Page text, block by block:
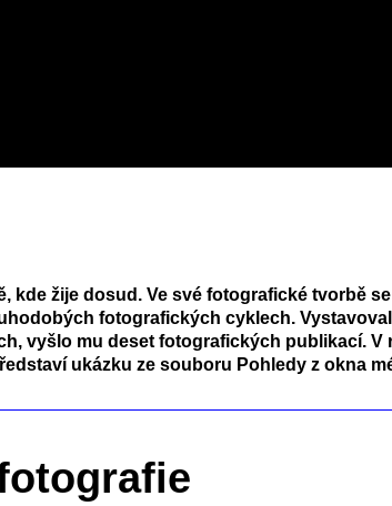
kde žije dosud. Ve své fotografické tvorbě
fotografických cyklech.
vyšlo mu deset fotografických publikací. V
ukázku ze souboru Pohledy z okna